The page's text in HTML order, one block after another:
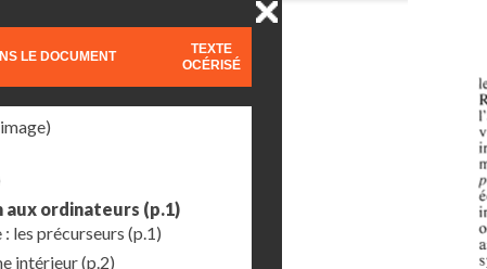
LE DOCUMENT
TEXTE
OCÉRISÉ
aux ordinateurs (p.1)
les précurseurs (p.1)
intérieur(p.2)